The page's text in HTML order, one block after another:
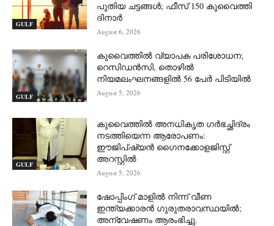
GULF
പുതിയ ചട്ടങ്ങൾ; ഫീസ് 150 കുവൈത്തി
ദിനാർ
August 6, 2026
GULF
കുവൈത്തിൽ വ്യാപക പരിശോധന;
റെസിഡൻസി, തൊഴിൽ
നിയമലംഘനങ്ങളിൽ 56 പേർ പിടിയിൽ
August 5, 2026
GULF
കുവൈത്തിൽ അനധികൃത ഗർഭച്ഛിദ്രം
നടത്തിയെന്ന ആരോപണം:
ഈജിപ്ഷ്യൻ ഗൈനക്കോളജിസ്റ്റ്
അറസ്റ്റിൽ
August 5, 2026
ഷോപ്പിംഗ് മാളിൽ നിന്ന് വീണ
ഇന്ത്യക്കാരൻ ഗുരുതരാവസ്ഥയിൽ;
അന്വേഷണം ആരംഭിച്ചു.